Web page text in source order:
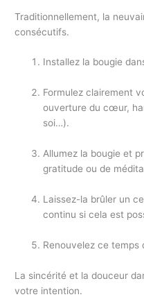
Traditionnellement, la
consécutifs.
Installez la bougie
Formulez clairement
ouverture du cœur,
soi…).
Allumez la bougie et
gratitude ou de
Laissez-la brûler un
continu si cela est
Renouvelez ce temps
La sincérité et la douceur
votre intention.